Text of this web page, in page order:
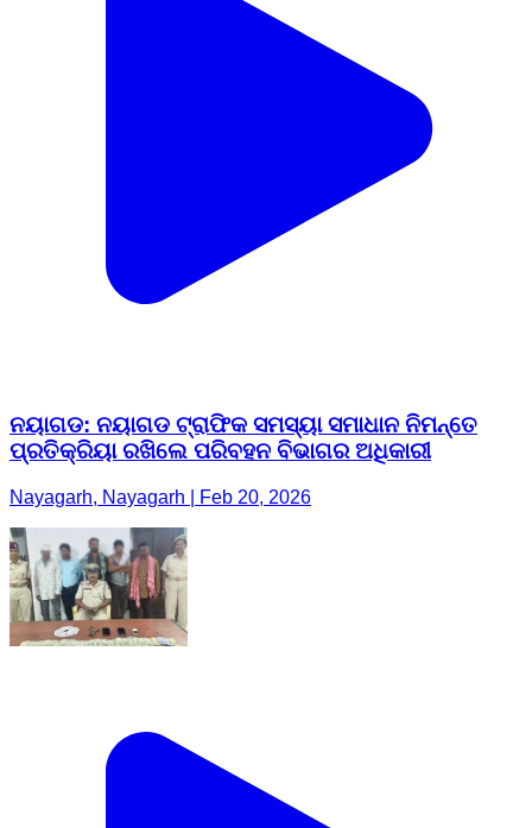
ନୟାଗଡ: ନୟାଗଡ ଟ୍ରାଫିକ ସମସ୍ୟା ସମାଧାନ ନିମନ୍ତେ
ପ୍ରତିକ୍ରିୟା ରଖିଲେ ପରିବହନ ବିଭାଗର ଅଧିକାରୀ
Nayagarh, Nayagarh | Feb 20, 2026